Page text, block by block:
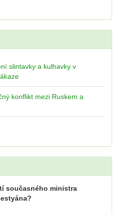
slintavky a kulhavky v
konflikt mezi Ruskem a
současného ministra